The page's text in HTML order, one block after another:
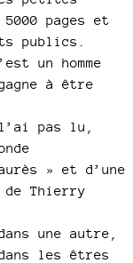
pages et
publics.
un homme
à être
pas lu,
» et d’une
Thierry
une autre,
les êtres